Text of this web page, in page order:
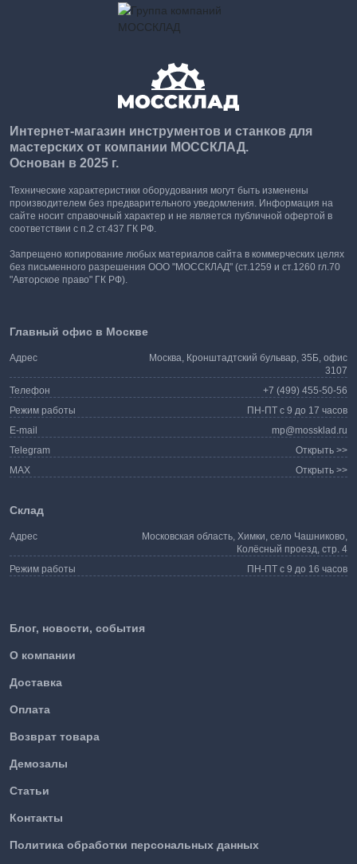
Интернет-магазин инструментов и станков для
мастерских от компании МОССКЛАД.
Основан в 2025 г.
Технические характеристики оборудования могут быть изменены
производителем без предварительного уведомления. Информация на
сайте носит справочный характер и не является публичной офертой в
соответствии с п.2 ст.437 ГК РФ.
Запрещено копирование любых материалов сайта в коммерческих целях
без письменного разрешения ООО "МОССКЛАД" (ст.1259 и ст.1260 гл.70
"Авторское право" ГК РФ).
Блог, новости, события
О компании
Доставка
Оплата
Возврат товара
Демозалы
Статьи
Контакты
Политика обработки персональных данных
Главный офис в Москве
Адрес
Москва, Кронштадтский бульвар, 35Б, офис
3107
Телефон
+7 (499) 455-50-56
Режим работы
ПН-ПТ с 9 до 17 часов
E-mail
mp@mossklad.ru
Telegram
Открыть >>
MAX
Открыть >>
Склад
Адрес
Московская область, Химки, село Чашниково,
Колёсный проезд, стр. 4
Режим работы
ПН-ПТ с 9 до 16 часов